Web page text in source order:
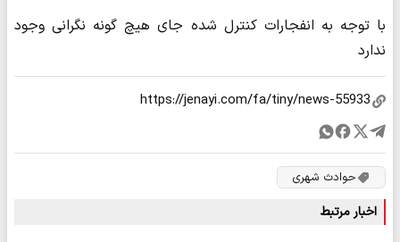
با توجه به انفجارات کنترل شده جای هیچ گونه نگرانی وجود
ندارد
حوادث شهری
اخبار مرتبط